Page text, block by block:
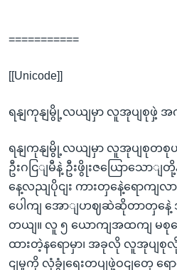
===========
[[Unicode]]
ရနျကုနျမွို့လယျမှာ လူအုပျစုဖှဲ့ အ
ရနျကုနျမွို့လယျမှာ လူအုပျစုတစု
ဦးဂငြျမီနဲ့ ဦးဖွိုးဇယြောသော
နေ့လညျပိုငျး ကားတှနေဲ့ရောကျ
ပေါကျ အောျဟဈဆဲဆိုတာတှနေဲ့
တယျ။ လူ ၅ ယောကျအထကျ မစု
ထားတဲ့နရောမှာ၊ အခုလို လူအုပျစု
ငျမှုကို လုံခွုံရေးတပျဖှဲ့ဝငျတှေ ရေ